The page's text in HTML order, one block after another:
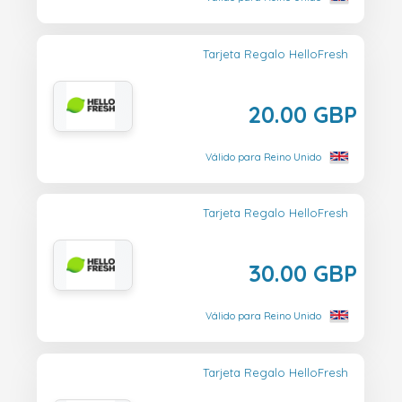
Tarjeta Regalo HelloFresh
20.00 GBP
Válido para Reino Unido
Tarjeta Regalo HelloFresh
30.00 GBP
Válido para Reino Unido
Tarjeta Regalo HelloFresh